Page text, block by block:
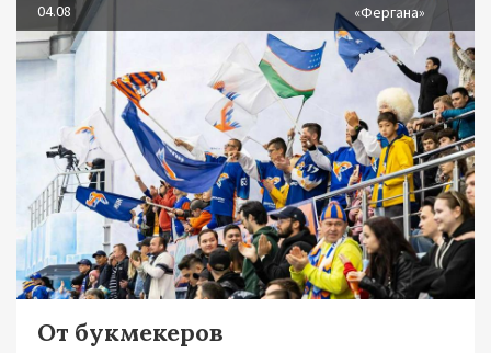
04.08 «Фергана»
От букмекеров